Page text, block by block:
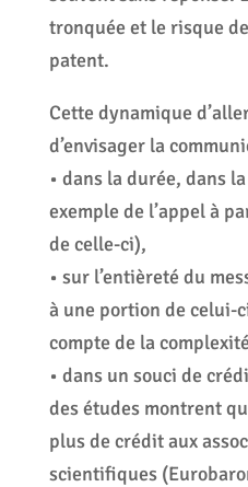
tronquée et le risque
patent.
Cette dynamique
d’envisager la
• dans la durée, dans
exemple de l’appel à
de celle-ci),
• sur l’entièreté du
à une portion de celui-
compte de la
• dans un souci de
des études montrent
plus de crédit aux
scientifiques